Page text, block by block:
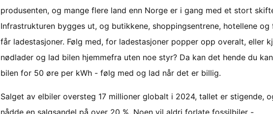
produsenten, og mange flere land enn Norge er i gang med et stort
Infrastrukturen bygges ut, og butikkene, shoppingsentrene, hotellene og
får ladestasjoner. Følg med, for ladestasjoner popper opp overalt, eller
nødlader og lad bilen hjemmefra uten noe styr? Da kan det hende du
bilen for 50 øre per kWh - følg med og lad når det er billig.
Salget av elbiler oversteg 17 millioner globalt i 2024, tallet er stigende,
nådde en salgsandel på over 20 %. Noen vil aldri forlate fossilbiler -